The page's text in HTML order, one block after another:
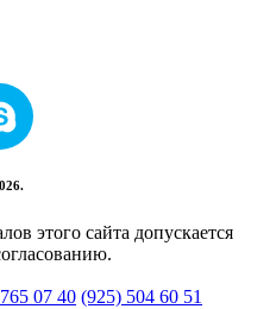
этого сайта допускается
765 07 40 (925) 504 60 51